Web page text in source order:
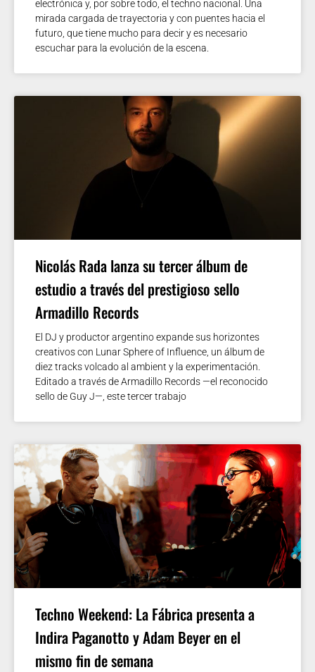
electrónica y, por sobre todo, el techno nacional. Una
mirada cargada de trayectoria y con puentes hacia el
futuro, que tiene mucho para decir y es necesario
escuchar para la evolución de la escena.
Nicolás Rada lanza su tercer álbum de
estudio a través del prestigioso sello
Armadillo Records
El DJ y productor argentino expande sus horizontes
creativos con Lunar Sphere of Influence, un álbum de
diez tracks volcado al ambient y la experimentación.
Editado a través de Armadillo Records —el reconocido
sello de Guy J—, este tercer trabajo
Techno Weekend: La Fábrica presenta a
Indira Paganotto y Adam Beyer en el
mismo fin de semana